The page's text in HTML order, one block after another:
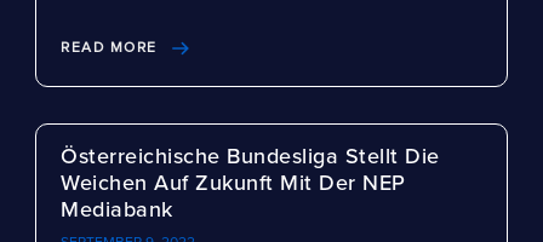
READ MORE
Österreichische Bundesliga Stellt Die
Weichen Auf Zukunft Mit Der NEP
Mediabank